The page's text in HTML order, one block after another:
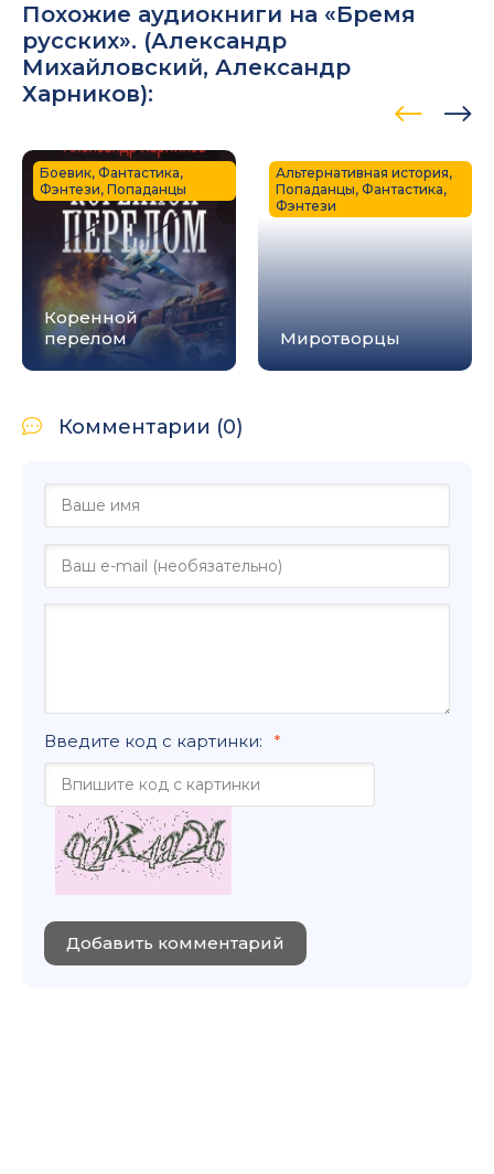
Похожие аудиокниги на «Бремя
русских». (Александр
Михайловский, Александр
Харников):
Коренной
перелом
Боевик, Фантастика,
Фэнтези, Попаданцы
Миротворцы
Альтернативная история,
Попаданцы, Фантастика,
Фэнтези
Комментарии (0)
Введите код с картинки:
Добавить комментарий